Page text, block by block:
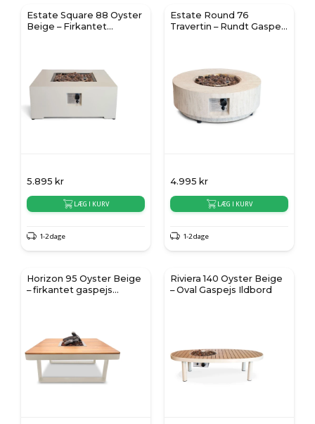
Estate Square 88 Oyster
Beige – Firkantet
5.895 kr
LÆG I KURV
1-2 dage
Estate Round 76
Travertin – Rundt Gaspejs
4.995 kr
LÆG I KURV
1-2 dage
Horizon 95 Oyster Beige
– firkantet gaspejs
Riviera 140 Oyster Beige
– Oval Gaspejs Ildbord